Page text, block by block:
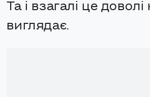
Та і взагалі це
виглядає.